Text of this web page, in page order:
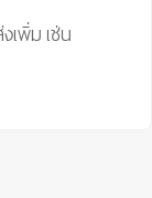
เพิ่ม เช่น